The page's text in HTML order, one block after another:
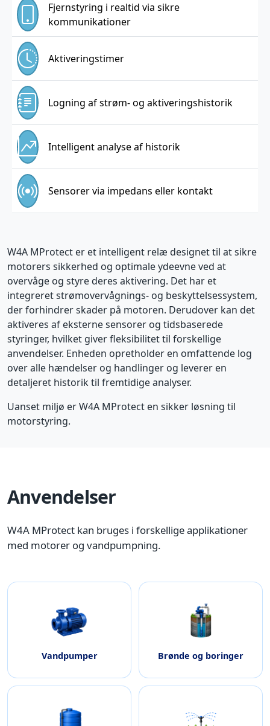
Fjernstyring i realtid via sikre
kommunikationer
Aktiveringstimer
Logning af strøm- og aktiveringshistorik
Intelligent analyse af historik
Sensorer via impedans eller kontakt
W4A MProtect er et intelligent relæ designet til at sikre
motorers sikkerhed og optimale ydeevne ved at
overvåge og styre deres aktivering. Det har et
integreret strømovervågnings- og beskyttelsessystem,
der forhindrer skader på motoren. Derudover kan det
aktiveres af eksterne sensorer og tidsbaserede
styringer, hvilket giver fleksibilitet til forskellige
anvendelser. Enheden opretholder en omfattende log
over alle hændelser og handlinger og leverer en
detaljeret historik til fremtidige analyser.
Uanset miljø er W4A MProtect en sikker løsning til
motorstyring.
Anvendelser
W4A MProtect kan bruges i forskellige applikationer
med motorer og vandpumpning.
Vandpumper Brønde og boringer